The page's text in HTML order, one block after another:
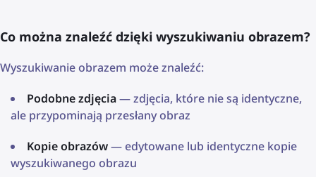
Co można znaleźć dzięki wyszukiwaniu obrazem?
Wyszukiwanie obrazem może znaleźć:
Podobne zdjęcia— zdjęcia, które nie są identyczne,
ale przypominają przesłany obraz
Kopie obrazów— edytowane lub identyczne kopie
wyszukiwanego obrazu